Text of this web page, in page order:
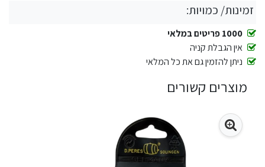
זמינות/ כמויות:
1000 פריטים במלאי
אין הגבלת קניה
ניתן להזמין גם את כל המלאי
מוצרים קשורים